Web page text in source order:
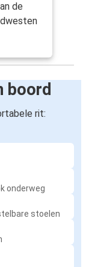
de
boord
rit:
onderweg
stoelen